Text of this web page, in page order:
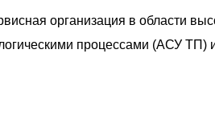
организация в области
процессами (АСУ ТП)